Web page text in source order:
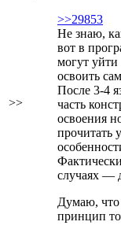
>>
>>29853
Не знаю,
вот в
могут
освоить
После 3-4
часть
освоения
прочитать
случаях —
Думаю, что
принцип